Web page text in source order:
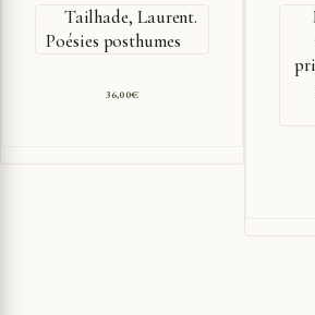
Tailhade, Laurent.
Poésies posthumes
36,00€